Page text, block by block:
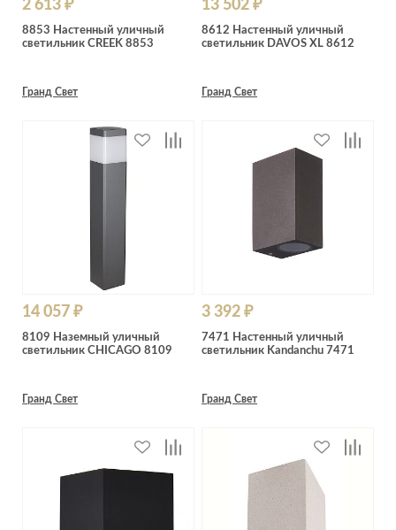
2 613 ₽
8853 Настенный уличный
светильник CREEK 8853
Гранд Свет
13 502 ₽
8612 Настенный уличный
светильник DAVOS XL 8612
Гранд Свет
14 057 ₽
8109 Наземный уличный
светильник CHICAGO 8109
Гранд Свет
3 392 ₽
7471 Настенный уличный
светильник Kandanchu 7471
Гранд Свет